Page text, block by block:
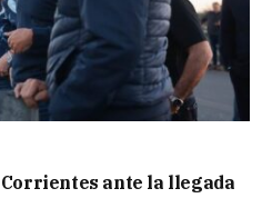
ante la llegada